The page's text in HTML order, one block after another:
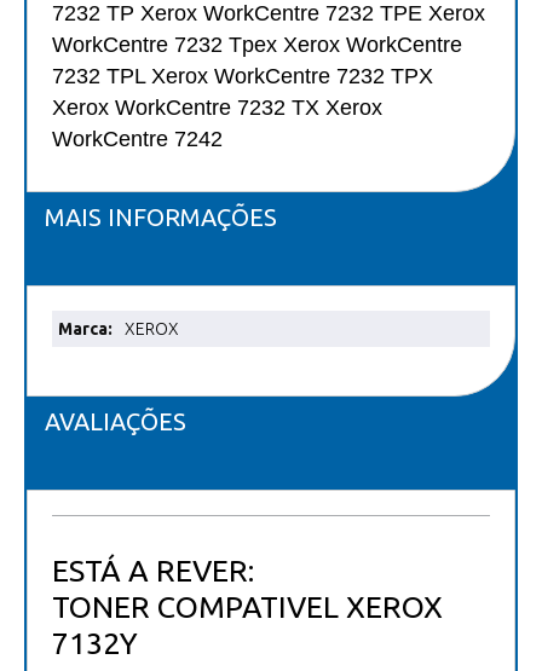
7232 TP Xerox WorkCentre 7232 TPE Xerox
WorkCentre 7232 Tpex Xerox WorkCentre
7232 TPL Xerox WorkCentre 7232 TPX
Xerox WorkCentre 7232 TX Xerox
WorkCentre 7242
MAIS INFORMAÇÕES
Mais
XEROX
AVALIAÇÕES
ESTÁ A REVER:
TONER COMPATIVEL XEROX
7132Y